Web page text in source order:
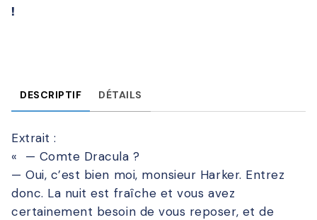
!
DESCRIPTIF DÉTAILS
Extrait :
« — Comte Dracula ?
— Oui, c’est bien moi, monsieur Harker. Entrez
donc. La nuit est fraîche et vous avez
certainement besoin de vous reposer, et de